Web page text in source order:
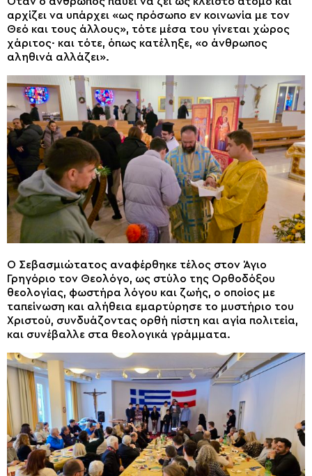
αρχίζει να υπάρχει «ως πρόσωπο εν κοινωνία με τον
Θεό και τους άλλους», τότε μέσα του γίνεται χώρος
χάριτος· και τότε, όπως κατέληξε, «ο άνθρωπος
αληθινά αλλάζει».
Ο Σεβασμιώτατος αναφέρθηκε τέλος στον Άγιο
Γρηγόριο τον Θεολόγο, ως στύλο της Ορθοδόξου
θεολογίας, φωστήρα λόγου και ζωής, ο οποίος με
ταπείνωση και αλήθεια εμαρτύρησε το μυστήριο του
Χριστού, συνδυάζοντας ορθή πίστη και αγία πολιτεία,
και συνέβαλλε στα θεολογικά γράμματα.